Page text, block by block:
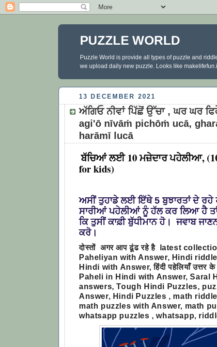
PUZZLE WORLD
Puzzle World is provide all types of puzzle and
we upload daily new puzzle. Looks like
13 DECEMBER 2021
ਅੱਗਿਓ ਨੀਵਾਂ ਪਿੱਛੋਂ ਉੱਚਾ , ਘਰ ਘਰ
agi'ō nīvāṁ pichōṁ ucā,
harāmī lucā
ਬੱਚਿਆਂ ਲਈ 10 ਮਜ਼ੇਦਾਰ ਪਹੇਲੀਆ,
for kids)
ਅਸੀਂ ਤੁਹਾਡੇ ਲਈ ਇੱਥੇ 5 ਬੁਝਾਰਤਾਂ ਦੇ ਰਹੇ
ਸਾਰੀਆਂ ਪਹੇਲੀਆਂ ਨੂੰ ਹੱਲ ਕਰ ਲਿਆ ਹੈ
ਕਿ ਤੁਸੀਂ ਕਾਫ਼ੀ ਬੁੱਧੀਮਾਨ ਹੋ। ਜਵਾਬ
ਕਰੋ।
दोस्तों अगर आप ढूंढ रहे है latest
Paheliyan with Answer, Hindi
Hindi with Answer, हिंदी पहेलियाँ उत्तर
Paheli in Hindi with Answer, Saral
answers, Tough Hindi Puzzles,
Answer, Hindi Puzzles , math
math puzzles with Answer, math
whatsapp puzzles , whatsapp,